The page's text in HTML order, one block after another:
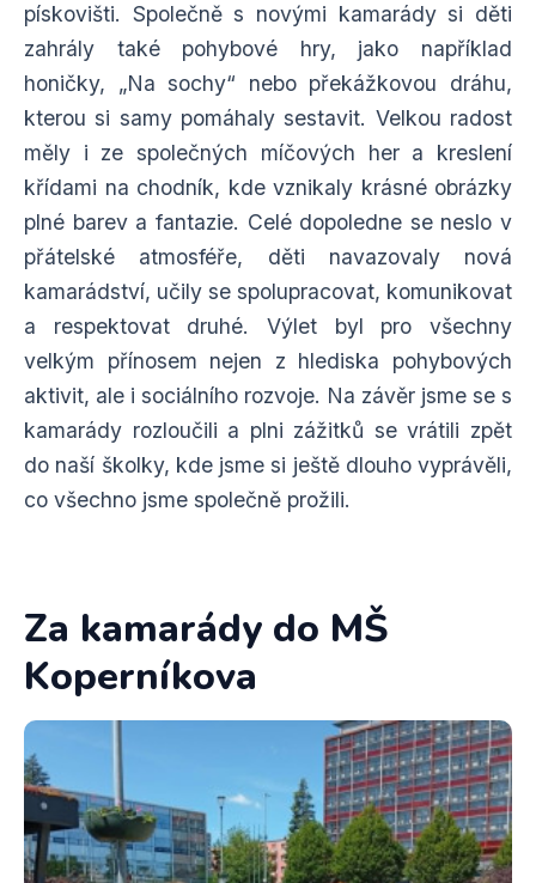
pískovišti. Společně s novými kamarády si děti
zahrály také pohybové hry, jako například
honičky, „Na sochy“ nebo překážkovou dráhu,
kterou si samy pomáhaly sestavit. Velkou radost
měly i ze společných míčových her a kreslení
křídami na chodník, kde vznikaly krásné obrázky
plné barev a fantazie. Celé dopoledne se neslo v
přátelské atmosféře, děti navazovaly nová
kamarádství, učily se spolupracovat, komunikovat
a respektovat druhé. Výlet byl pro všechny
velkým přínosem nejen z hlediska pohybových
aktivit, ale i sociálního rozvoje. Na závěr jsme se s
kamarády rozloučili a plni zážitků se vrátili zpět
do naší školky, kde jsme si ještě dlouho vyprávěli,
co všechno jsme společně prožili.
Za kamarády do MŠ
Koperníkova